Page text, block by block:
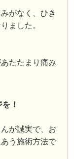
がなく、ひき
ました。
たたまり痛み
！
が誠実で、お
う施術方法で